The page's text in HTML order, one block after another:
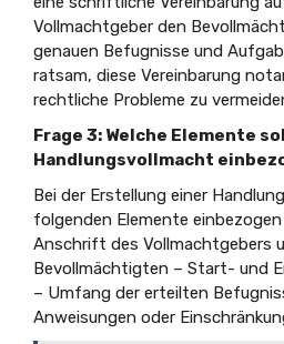
Vollmachtgeber den
genauen Befugnisse und
ratsam, diese Vereinbarung
rechtliche Probleme zu
Frage 3: Welche Elemente
Handlungsvollmacht
Bei der Erstellung einer
folgenden Elemente
Anschrift des Vollmachtgebers
Bevollmächtigten – Start- und
– Umfang der erteilten
Anweisungen oder